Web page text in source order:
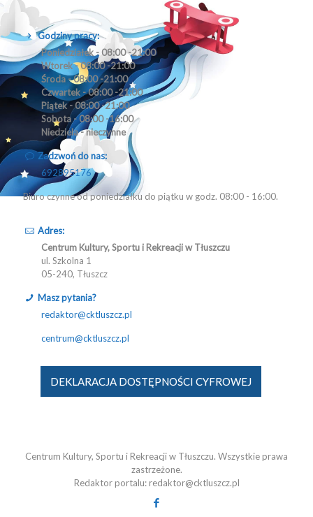
Godziny pracy:
Poniedziałek - 08:00 -21:00
Wtorek - 08:00 -21:00
Środa - 08:00 -21:00
Czwartek - 08:00 -21:00
Piątek - 08:00 -21:00
Sobota - 08:00 -16:00
Niedziela - nieczynne
Zadzwoń do nas:
692895176
Biuro czynne od poniedziałku do piątku w godz. 08:00 - 16:00.
Adres:
Centrum Kultury, Sportu i Rekreacji w Tłuszczu
ul. Szkolna 1
05-240, Tłuszcz
Masz pytania?
redaktor@cktluszcz.pl
centrum@cktluszcz.pl
DEKLARACJA DOSTĘPNOŚCI CYFROWEJ
Centrum Kultury, Sportu i Rekreacji w Tłuszczu. Wszystkie prawa
zastrzeżone.
Redaktor portalu: redaktor@cktluszcz.pl